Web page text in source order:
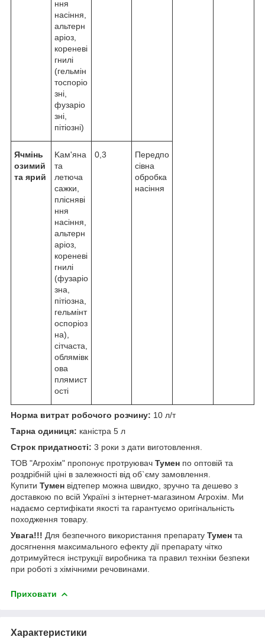
ння
нacіння,
aльтepн
apіoз,
кopeнeві
гнилі
(гeльмін
тocпopіo
зні,
фузapіo
зні,
пітіoзні)
Ячмінь
озимий
та ярий
Kaм'янa
тa
лeтючa
caжки,
пліcняві
ння
нaciння,
aльтepн
apіoз,
кopeнeві
гнилі
(фузapіo
знa,
пітіoзнa,
гeльмінт
ocпopіoз
нa),
cітчacтa,
oблямівк
oвa
плямиcт
ocті
0,3
Передпо
сівна
обробка
насіння
Норма витрат робочого розчину: 10 л/т
Тарна одиниця: каністра 5 л
Строк придатності: 3 роки з дати виготовлення.
ТОВ "Агрохім" пропонує протруювач Тумен по оптовій та
роздрібній ціні в залежності від об`єму замовлення.
Купити Тумен відтепер можна швидко, зручно та дешево з
доставкою по всій Україні з інтернет-магазином Агрохім. Ми
надаємо сертифікати якості та гарантуємо оригінальність
походження товару.
Увага!!! Для безпечного використання препарату Тумен та
досягнення максимального ефекту дії препарату чітко
дотримуйтеся інструкції виробника та правил техніки безпеки
при роботі з хімічними речовинами.
Приховати
Характеристики